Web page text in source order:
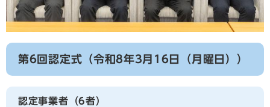
第6回認定式（令和8年3月16日（月曜日））
認定事業者（6者）